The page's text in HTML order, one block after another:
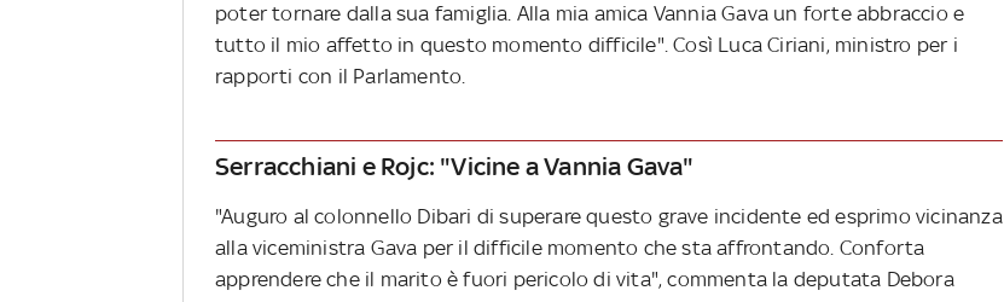
poter tornare dalla sua famiglia. Alla mia amica Vannia Gava un forte abbraccio e
tutto il mio affetto in questo momento difficile". Così Luca Ciriani, ministro per i
rapporti con il Parlamento.
Serracchiani e Rojc: "Vicine a Vannia Gava"
"Auguro al colonnello Dibari di superare questo grave incidente ed esprimo vicinanza
alla viceministra Gava per il difficile momento che sta affrontando. Conforta
apprendere che il marito è fuori pericolo di vita", commenta la deputata Debora